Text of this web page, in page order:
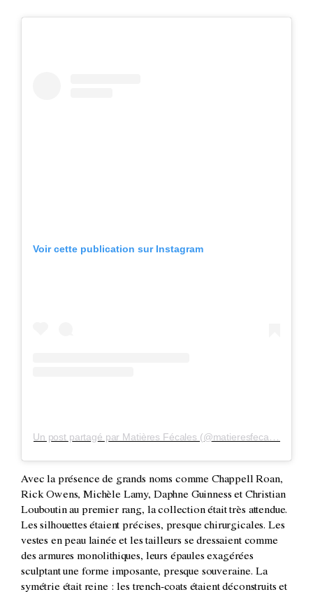
Voir cette publication sur Instagram
Un post partagé par Matières Fécales (@matieresfecalesparis)
Avec la présence de grands noms comme Chappell Roan,
Rick Owens, Michèle Lamy, Daphne Guinness et Christian
Louboutin au premier rang, la collection était très attendue.
Les silhouettes étaient précises, presque chirurgicales. Les
vestes en peau lainée et les tailleurs se dressaient comme
des armures monolithiques, leurs épaules exagérées
sculptant une forme imposante, presque souveraine. La
symétrie était reine : les trench-coats étaient déconstruits et